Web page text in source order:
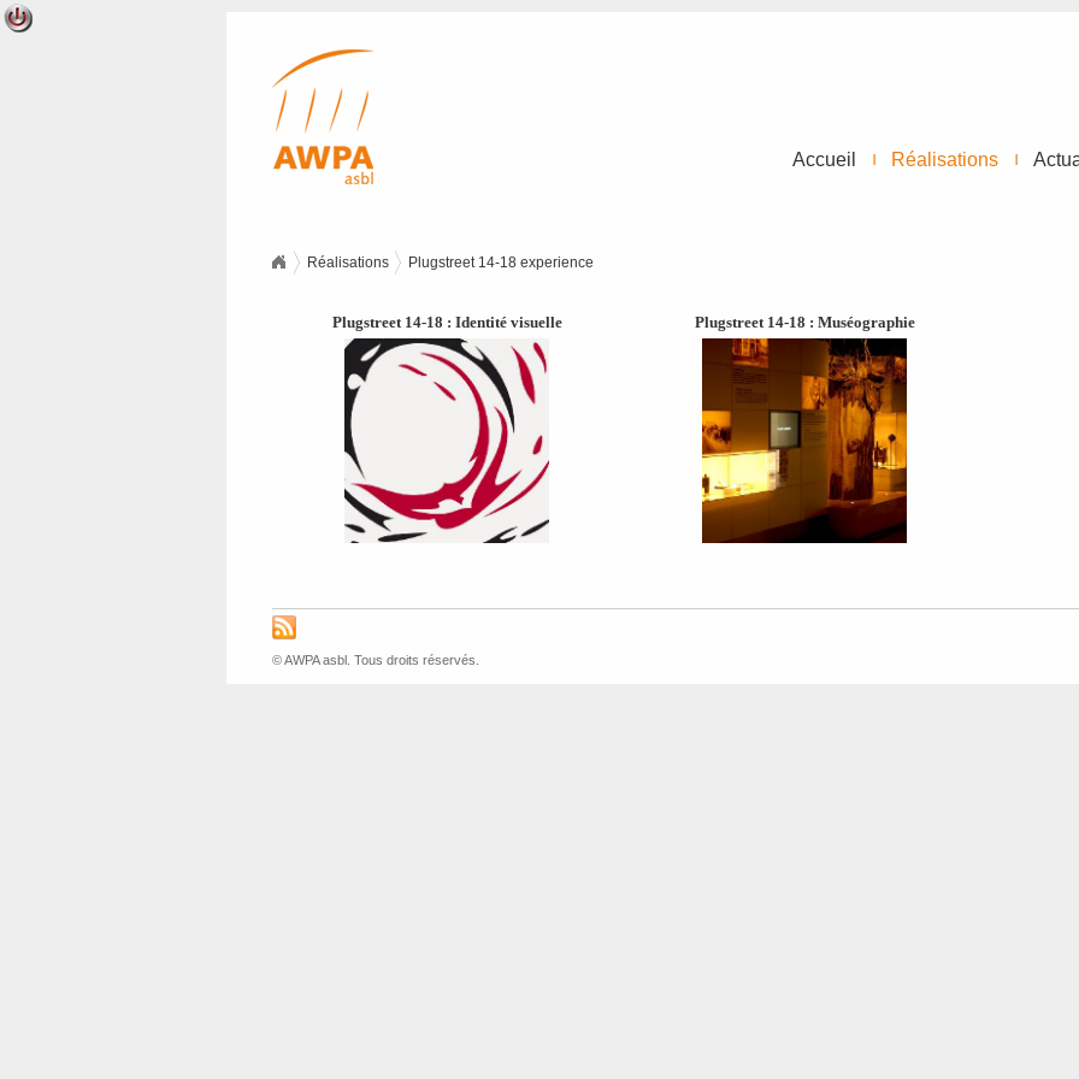
Accueil Réalisations
Réalisations Plugstreet 14-18 experience
Plugstreet 14-18 : Identité visuelle Plugstreet 14-18 : Muséographie
© AWPA asbl. Tous droits réservés.